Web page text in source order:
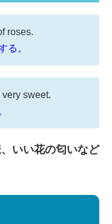
roses.
る。
sweet.
いい花の匂いなど